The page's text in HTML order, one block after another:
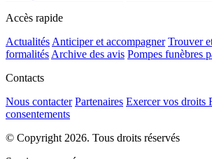
Accès rapide
Actualités Anticiper et accompagner Trouver
formalités Archive des avis Pompes funèbres
Contacts
Nous contacter Partenaires Exercer vos droits
consentements
© Copyright 2026. Tous droits réservés